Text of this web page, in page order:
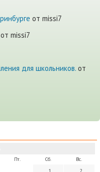
от missi7
от missi7
для школьников. от
Пт. Сб.
Вс.